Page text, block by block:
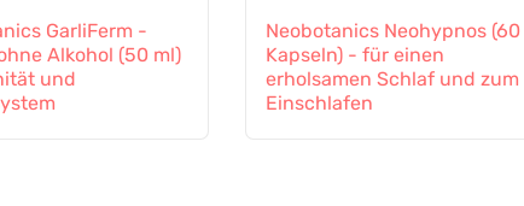
GarliFerm -
Alkohol (50 ml)
und
Neobotanics Neohypnos (60
Kapseln) - für einen
erholsamen Schlaf und zum
Einschlafen